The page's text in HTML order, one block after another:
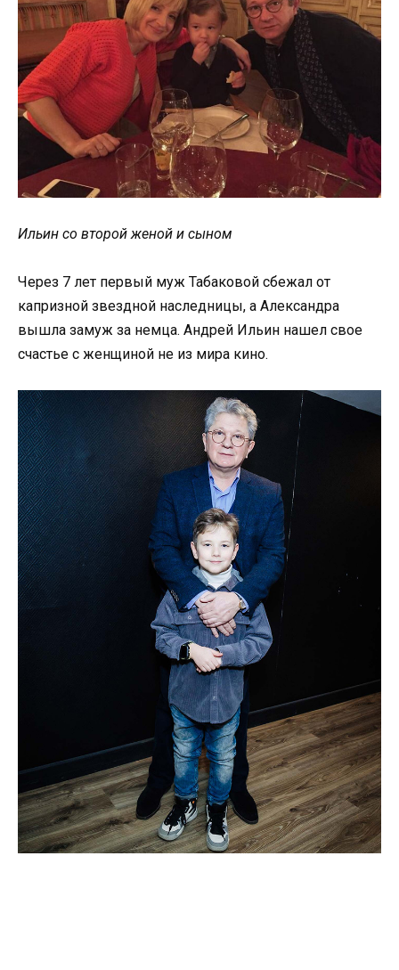
Ильин со второй женой и сыном
Через 7 лет первый муж Табаковой сбежал от
капризной звездной наследницы, а Александра
вышла замуж за немца. Андрей Ильин нашел свое
счастье с женщиной не из мира кино.